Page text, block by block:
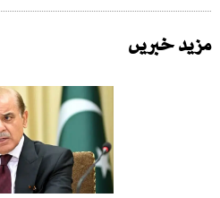
مزید خبریں